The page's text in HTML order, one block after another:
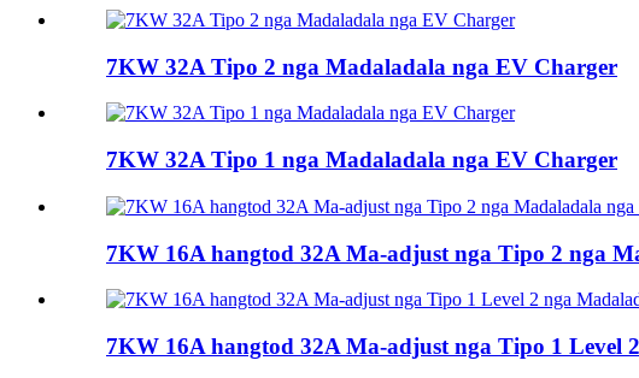
7KW 32A Tipo 2 nga Madaladala nga EV Charger
7KW 32A Tipo 1 nga Madaladala nga EV Charger
7KW 16A hangtod 32A Ma-adjust nga Tipo 2 nga
7KW 16A hangtod 32A Ma-adjust nga Tipo 1 Level